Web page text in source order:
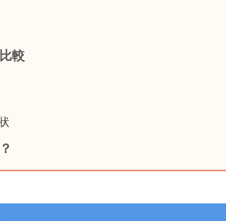
較